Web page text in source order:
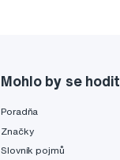
Mohlo by se hodit
Poradňa
Značky
Slovník pojmů